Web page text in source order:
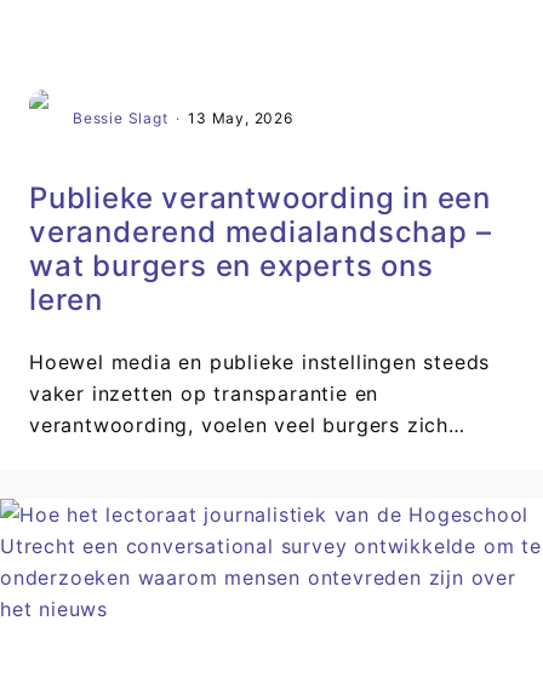
Bessie Slagt · 13 May, 2026
Publieke verantwoording in een
veranderend medialandschap –
wat burgers en experts ons
leren
Hoewel media en publieke instellingen steeds
vaker inzetten op transparantie en
verantwoording, voelen veel burgers zich…